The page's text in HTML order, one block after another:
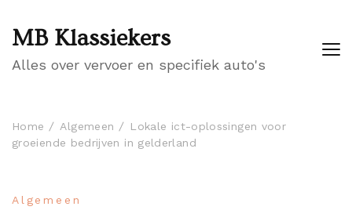
MB Klassiekers
Alles over vervoer en specifiek auto's
Home Algemeen
Lokale ict-oplossingen voor
groeiende bedrijven in gelderland
Algemeen